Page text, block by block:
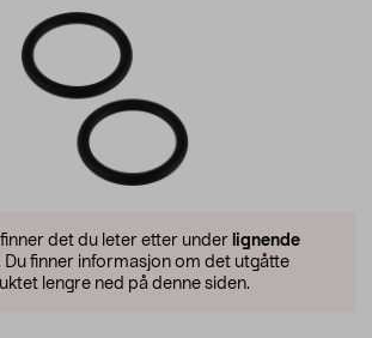
det du leter etter under lignende
Du finner informasjon om det utgåtte
lengre ned på denne siden.